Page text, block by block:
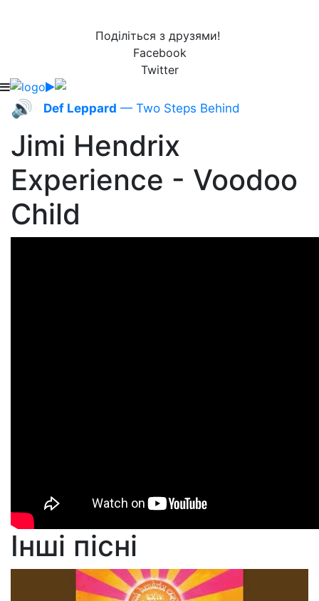
Поділіться з друзями!
Facebook
Twitter
🔊 Def Leppard — Two Steps Behind
Jimi Hendrix
Experience - Voodoo
Child
Інші пісні